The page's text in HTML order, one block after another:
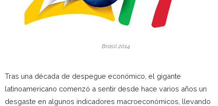
Brasil 2014
Tras una década de despegue económico, el gigante
latinoamericano comenzó a sentir desde hace varios años un
desgaste en algunos indicadores macroeconómicos, llevando